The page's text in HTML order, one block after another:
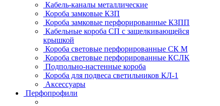
Кабель-каналы металлические
Короба замковые КЗП
Короба замковые перфорированные КЗПП
Кабельные короба СП с защелкивающейся
крышкой
Короба световые перфорированные СК М
Короба световые перфорированные КСЛК
Подпольно-настенные короба
Короба для подвеса светильников КЛ-1
Аксессуары
Перфопрофили